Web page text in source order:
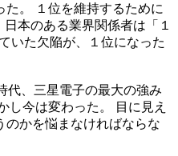
た。 １位を維持するために
本のある業界関係者は「１
いた欠陥が、１位になった
代、三星電子の最大の強み
し今は変わった。 目に見え
のかを悩まなければならな